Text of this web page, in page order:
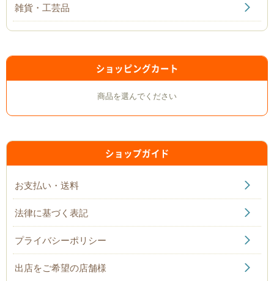
雑貨・工芸品
ショッピングカート
商品を選んでください
ショップガイド
お支払い・送料
法律に基づく表記
プライバシーポリシー
出店をご希望の店舗様